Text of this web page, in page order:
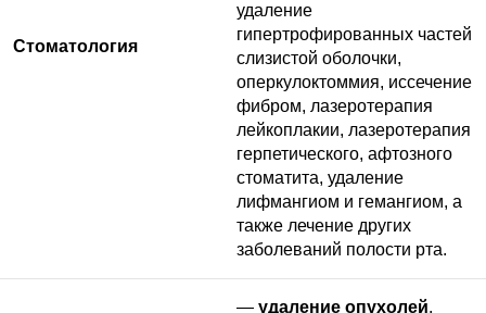
Стоматология
удаление
гипертрофированных частей
слизистой оболочки,
оперкулоктоммия, иссечение
фибром, лазеротерапия
лейкоплакии, лазеротерапия
герпетического, афтозного
стоматита, удаление
лифмангиом и гемангиом, а
также лечение других
заболеваний полости рта.
— удаление опухолей.